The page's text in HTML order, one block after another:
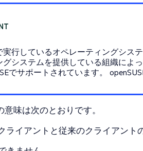
行しているオペレーティングシステ
システムを提供している組織によ
でサポートされています。
味は次のとおりです。
ライアントと従来のクライアント